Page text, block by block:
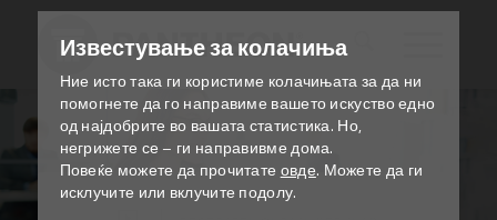
Известување за колачиња
Ние исто така ги користиме колачињата за да ни
помогнете да го направиме вашето искуство едно
од најдобрите во вашата статистика. Но,
негрижете се – ги направивме дома.
Повеќе можете да прочитате овде. Можете да ги
исклучите или вклучите подолу.